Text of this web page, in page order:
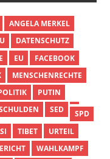
ANGELA MERKEL
DATENSCHUTZ
EU
FACEBOOK
MENSCHENRECHTE
PUTIN
SED
SPD
TIBET
URTEIL
WAHLKAMPF